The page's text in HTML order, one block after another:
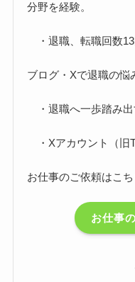
分野を経験。
・退職、転職回数13
ブログ・Xで退職の悩
・退職へ一歩踏み出
・Xアカウント（旧
お仕事のご依頼はこち
お仕事